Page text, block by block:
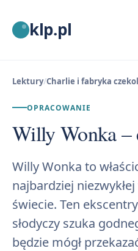
klp.pl
Lektury/Charlie i fabryka
OPRACOWANIE
Willy Wonka –
Willy Wonka to
najbardziej
świecie. Ten
słodyczy szuka
będzie mógł